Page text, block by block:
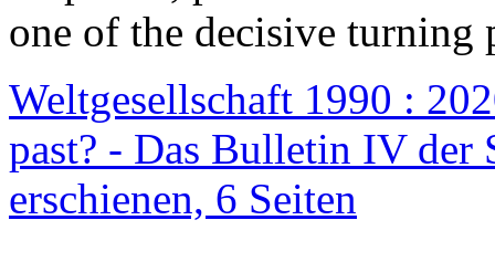
one of the decisive turning
Weltgesellschaft 1990 :
past? - Das Bulletin IV der
erschienen, 6 Seiten